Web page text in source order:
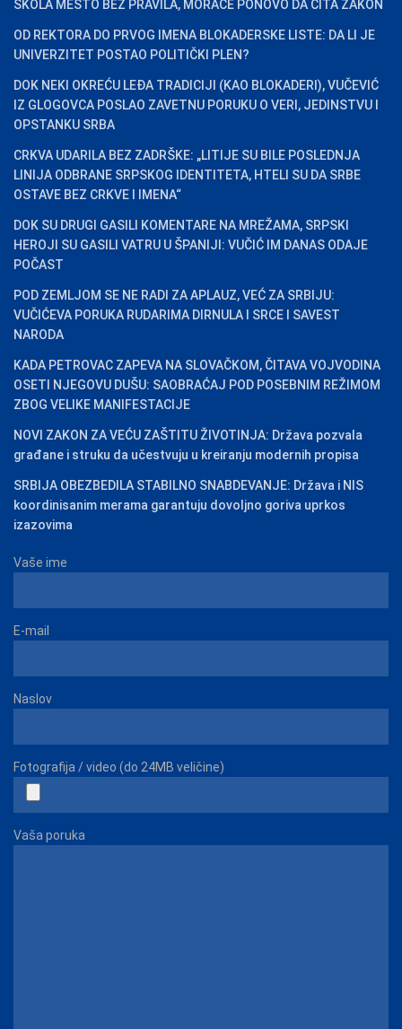
ŠKOLA MESTO BEZ PRAVILA, MORAĆE PONOVO DA ČITA ZAKON
OD REKTORA DO PRVOG IMENA BLOKADERSKE LISTE: DA LI JE
UNIVERZITET POSTAO POLITIČKI PLEN?
DOK NEKI OKREĆU LEĐA TRADICIJI (KAO BLOKADERI), VUČEVIĆ
IZ GLOGOVCA POSLAO ZAVETNU PORUKU O VERI, JEDINSTVU I
OPSTANKU SRBA
CRKVA UDARILA BEZ ZADRŠKE: „LITIJE SU BILE POSLEDNJA
LINIJA ODBRANE SRPSKOG IDENTITETA, HTELI SU DA SRBE
OSTAVE BEZ CRKVE I IMENA“
DOK SU DRUGI GASILI KOMENTARE NA MREŽAMA, SRPSKI
HEROJI SU GASILI VATRU U ŠPANIJI: VUČIĆ IM DANAS ODAJE
POČAST
POD ZEMLJOM SE NE RADI ZA APLAUZ, VEĆ ZA SRBIJU:
VUČIĆEVA PORUKA RUDARIMA DIRNULA I SRCE I SAVEST
NARODA
KADA PETROVAC ZAPEVA NA SLOVAČKOM, ČITAVA VOJVODINA
OSETI NJEGOVU DUŠU: SAOBRAĆAJ POD POSEBNIM REŽIMOM
ZBOG VELIKE MANIFESTACIJE
NOVI ZAKON ZA VEĆU ZAŠTITU ŽIVOTINJA: Država pozvala
građane i struku da učestvuju u kreiranju modernih propisa
SRBIJA OBEZBEDILA STABILNO SNABDEVANJE: Država i NIS
koordinisanim merama garantuju dovoljno goriva uprkos
izazovima
Vaše ime
E-mail
Naslov
Fotografija / video (do 24MB veličine)
Vaša poruka